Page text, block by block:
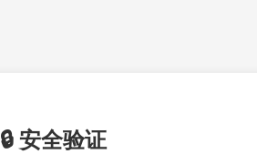
🔒 安全验证